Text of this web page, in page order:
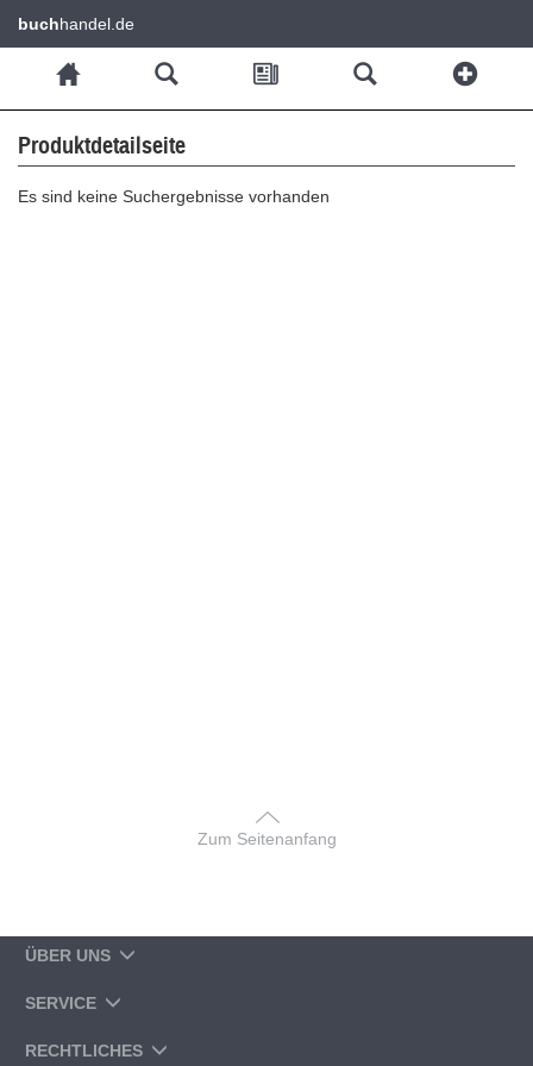
buchhandel.de
Produktdetailseite
Es sind keine Suchergebnisse vorhanden
Zum Seitenanfang
ÜBER UNS
SERVICE
RECHTLICHES